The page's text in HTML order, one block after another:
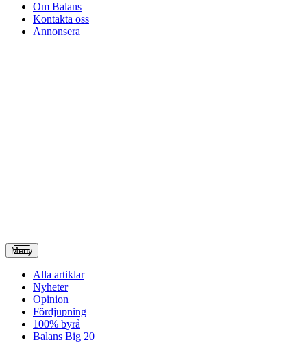
Om Balans
Kontakta oss
Annonsera
Meny
Alla artiklar
Nyheter
Opinion
Fördjupning
100% byrå
Balans Big 20